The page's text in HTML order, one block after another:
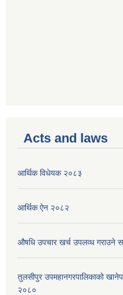
Acts and laws
आर्थिक विधेयक २०८३
आर्थिक ऐन २०८२
औषधि उपचार खर्च उपलव्ध गराउने
तुलसीपुर उपमहानगरपालिकाको
२०८०